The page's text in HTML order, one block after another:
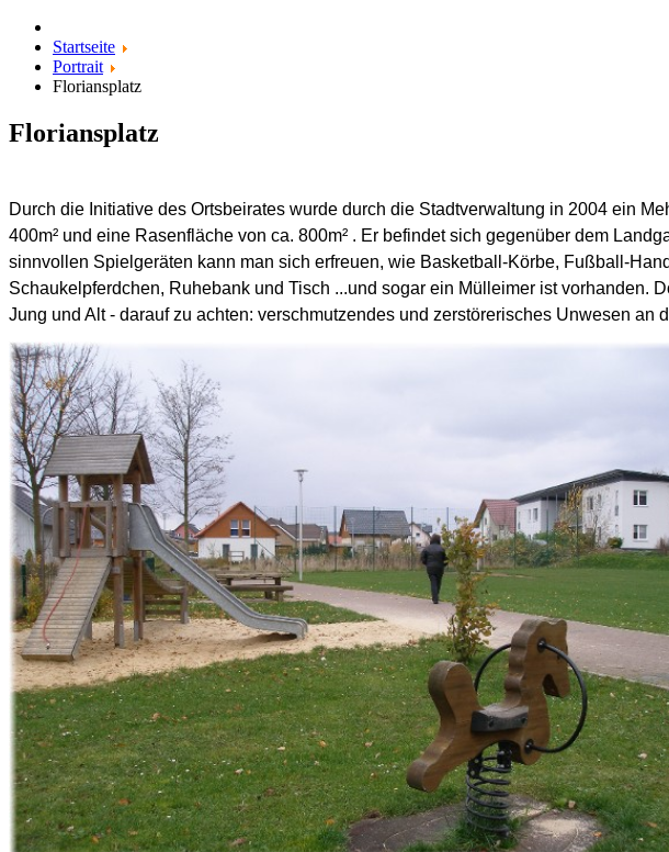
Startseite
Portrait
Floriansplatz
Floriansplatz
Durch die Initiative des Ortsbeirates wurde durch die Stadtverwaltung in 2004 ein
400m² und eine Rasenfläche von ca. 800m² . Er befindet sich gegenüber dem
sinnvollen Spielgeräten kann man sich erfreuen, wie Basketball-Körbe, Fußball-
Schaukelpferdchen, Ruhebank und Tisch ...und sogar ein Mülleimer ist vorhanden.
Jung und Alt - darauf zu achten: verschmutzendes und zerstörerisches Unwesen an